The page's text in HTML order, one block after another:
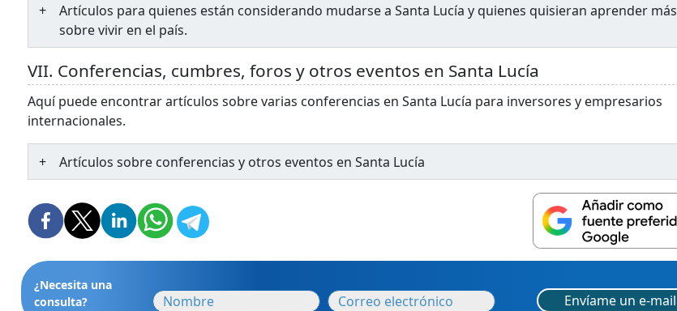
Artículos para quienes están considerando mudarse a Santa Lucía y quienes quisieran aprender más
sobre vivir en el país.
VII. Conferencias, cumbres, foros y otros eventos en Santa Lucía
Aquí puede encontrar artículos sobre varias conferencias en Santa Lucía para inversores y empresarios
internacionales.
Artículos sobre conferencias y otros eventos en Santa Lucía
¿Necesita una
consulta?
Envíame un e-mail